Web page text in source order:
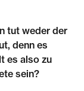
tut weder der
denn es
es also zu
sein?